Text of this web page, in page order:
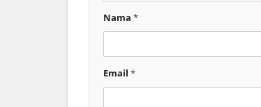
Nama *
Email *